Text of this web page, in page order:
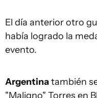
El día anterior otro
había logrado la
evento.
Argentinatambién
"Maligno" Torres en